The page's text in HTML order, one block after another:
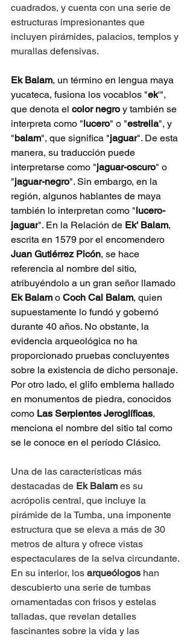
cuadrados, y cuenta con una serie de
estructuras impresionantes que
incluyen pirámides, palacios, templos y
murallas defensivas.
Ek Balam, un término en lengua maya
yucateca, fusiona los vocablos "ek'",
que denota el color negro y también se
interpreta como "lucero" o "estrella", y
"balam", que significa "jaguar". De esta
manera, su traducción puede
interpretarse como "jaguar-oscuro" o
"jaguar-negro". Sin embargo, en la
región, algunos hablantes de maya
también lo interpretan como "lucero-
jaguar". En la Relación de Ek' Balam,
escrita en 1579 por el encomendero
Juan Gutiérrez Picón, se hace
referencia al nombre del sitio,
atribuyéndolo a un gran señor llamado
Ek Balam o Coch Cal Balam, quien
supuestamente lo fundó y gobernó
durante 40 años. No obstante, la
evidencia arqueológica no ha
proporcionado pruebas concluyentes
sobre la existencia de dicho personaje.
Por otro lado, el glifo emblema hallado
en monumentos de piedra, conocidos
como Las Serpientes Jeroglíficas,
menciona el nombre del sitio tal como
se le conoce en el período Clásico.
Una de las características más
destacadas de Ek Balam es su
acrópolis central, que incluye la
pirámide de la Tumba, una imponente
estructura que se eleva a más de 30
metros de altura y ofrece vistas
espectaculares de la selva circundante.
En su interior, los arqueólogos han
descubierto una serie de tumbas
ornamentadas con frisos y estelas
talladas, que revelan detalles
fascinantes sobre la vida y las